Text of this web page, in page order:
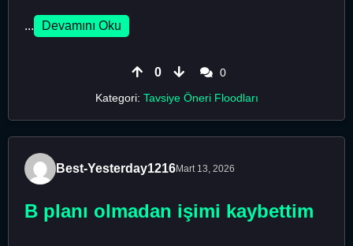
... Devamını Oku
0
0
Kategori: Tavsiye Öneri Floodları
Best-Yesterday1216Mart 13, 2026
B planı olmadan işimi kaybettim